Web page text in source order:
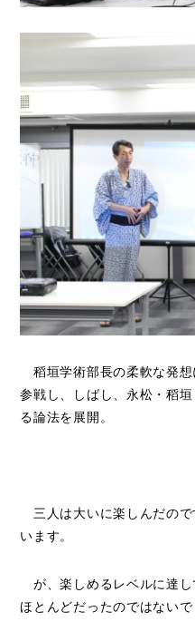
稻垣学術部長の柔軟な発想
参戦し、しばし、永松・稻
る論法を展開。
三人は大いに楽しんだので
います。
が、楽しめるレベルに達し
ほとんどだったのではないで